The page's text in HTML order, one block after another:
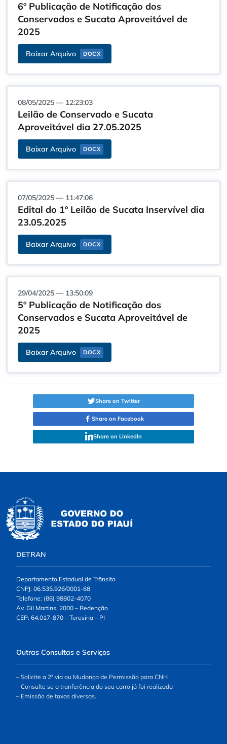
6º Publicação de Notificação dos
Conservados e Sucata Aproveitável de
2025
Baixar Arquivo DOCX
08/05/2025 — 12:23:03
Leilão de Conservado e Sucata
Aproveitável dia 27.05.2025
Baixar Arquivo DOCX
07/05/2025 — 11:47:06
Edital do 1º Leilão de Sucata Inservível dia
23.05.2025
Baixar Arquivo DOCX
29/04/2025 — 13:50:09
5º Publicação de Notificação dos
Conservados e Sucata Aproveitável de
2025
Baixar Arquivo DOCX
Share on Twitter
Share on Facebook
Share on LinkedIn
DETRAN
Departamento Estadual de Trânsito
CNPJ: 06.535.926/0001-68
Telefone: (86) 98802-4070
Av. Gil Martins, 2000 – Redenção
CEP: 64.017-870 – Teresina – PI
Outras Consultas e Serviços
– Solicite a 2ª via ou Mudança de Permissão para CNH
– Consulte se a tranferência do seu carro já foi realizada
– Emissão de taxas diversas.